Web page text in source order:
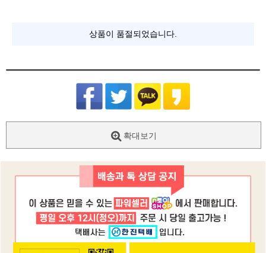
상품이 품절되었습니다.
확대보기